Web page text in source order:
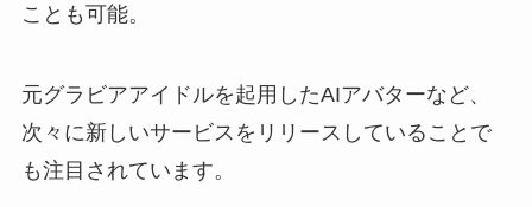
ことも可能。
元グラビアアイドルを起用したAIアバターなど、
次々に新しいサービスをリリースしていることで
も注目されています。